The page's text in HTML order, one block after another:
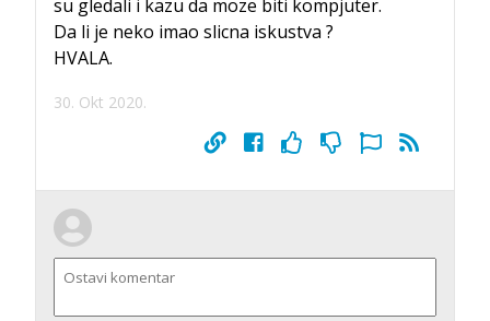
su gledali i kazu da moze biti kompjuter.
Da li je neko imao slicna iskustva ?
HVALA.
30. Okt 2020.